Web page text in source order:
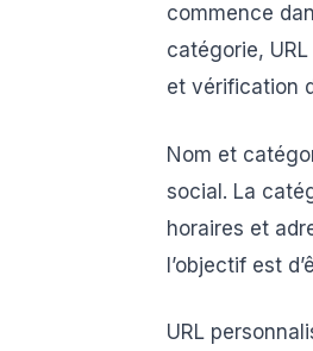
commence
catégorie,
et vérification
Nom et
social. La
horaires et
l’objectif est
URL